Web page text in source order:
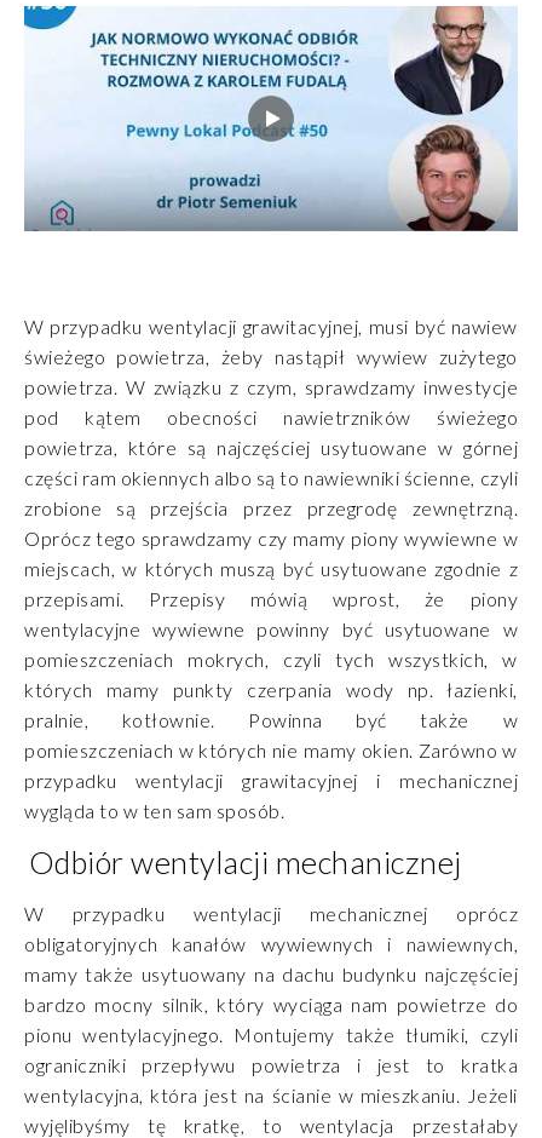
W przypadku wentylacji grawitacyjnej, musi być nawiew
świeżego powietrza, żeby nastąpił wywiew zużytego
powietrza. W związku z czym, sprawdzamy inwestycje
pod kątem obecności nawietrzników świeżego
powietrza, które są najczęściej usytuowane w górnej
części ram okiennych albo są to nawiewniki ścienne, czyli
zrobione są przejścia przez przegrodę zewnętrzną.
Oprócz tego sprawdzamy czy mamy piony wywiewne w
miejscach, w których muszą być usytuowane zgodnie z
przepisami. Przepisy mówią wprost, że piony
wentylacyjne wywiewne powinny być usytuowane w
pomieszczeniach mokrych, czyli tych wszystkich, w
których mamy punkty czerpania wody np. łazienki,
pralnie, kotłownie. Powinna być także w
pomieszczeniach w których nie mamy okien. Zarówno w
przypadku wentylacji grawitacyjnej i mechanicznej
wygląda to w ten sam sposób.
Odbiór wentylacji mechanicznej
W przypadku wentylacji mechanicznej oprócz
obligatoryjnych kanałów wywiewnych i nawiewnych,
mamy także usytuowany na dachu budynku najczęściej
bardzo mocny silnik, który wyciąga nam powietrze do
pionu wentylacyjnego. Montujemy także tłumiki, czyli
ograniczniki przepływu powietrza i jest to kratka
wentylacyjna, która jest na ścianie w mieszkaniu. Jeżeli
wyjęlibyśmy tę kratkę, to wentylacja przestałaby